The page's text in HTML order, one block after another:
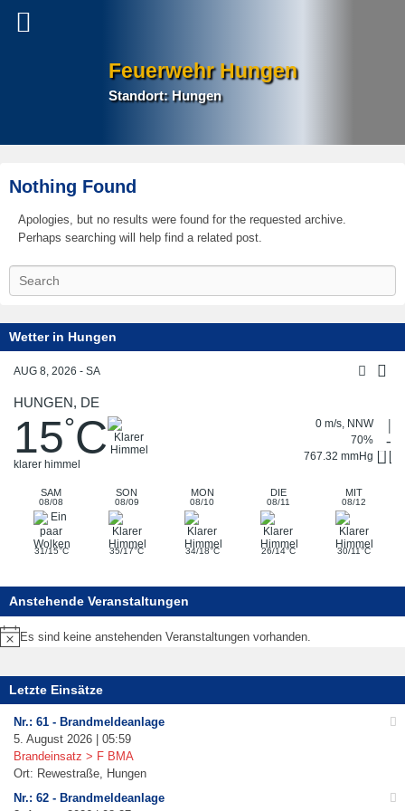
Feuerwehr Hungen
Standort: Hungen
Nothing Found
Apologies, but no results were found for the requested archive.
Perhaps searching will help find a related post.
e
Wetter in Hungen
AUG 8, 2026 - SA
HUNGEN, DE
15°C
klarer himmel
0 m/s, NNW
70%
767.32 mmHg
SAM
08/08
SON
08/09
MON
08/10
DIE
08/11
MIT
08/12
31/15°C 35/17°C 34/18°C 26/14°C 30/11°C
Anstehende Veranstaltungen
Hinweis
Es sind keine anstehenden Veranstaltungen vorhanden.
Letzte Einsätze
Nr.: 61 - Brandmeldeanlage
5. August 2026 | 05:59
Brandeinsatz > F BMA
Ort: Rewestraße, Hungen
Nr.: 62 - Brandmeldeanlage